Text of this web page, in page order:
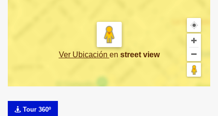
Ver Ubicación en street view
Tour 360º